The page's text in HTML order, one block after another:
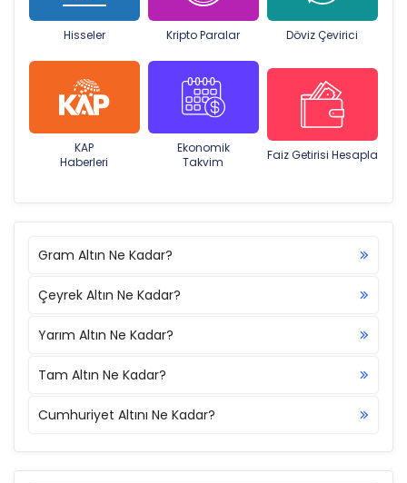
Hisseler Kripto Paralar Döviz Çevirici
KAP
Haberleri
Ekonomik
Takvim
Faiz Getirisi Hesapla
Gram Altın Ne Kadar?
Çeyrek Altın Ne Kadar?
Yarım Altın Ne Kadar?
Tam Altın Ne Kadar?
Cumhuriyet Altını Ne Kadar?